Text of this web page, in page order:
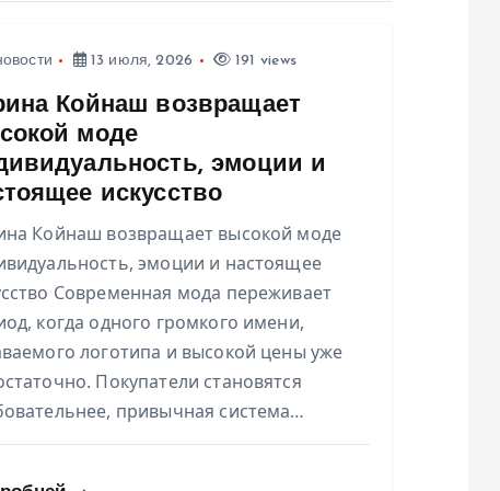
13 июля, 2026 191 views
Койнаш возвращает
моде
эмоции и
искусство
Койнаш возвращает высокой моде
эмоции и настоящее
Современная мода переживает
когда одного громкого имени,
логотипа и высокой цены уже
Покупатели становятся
привычная система…